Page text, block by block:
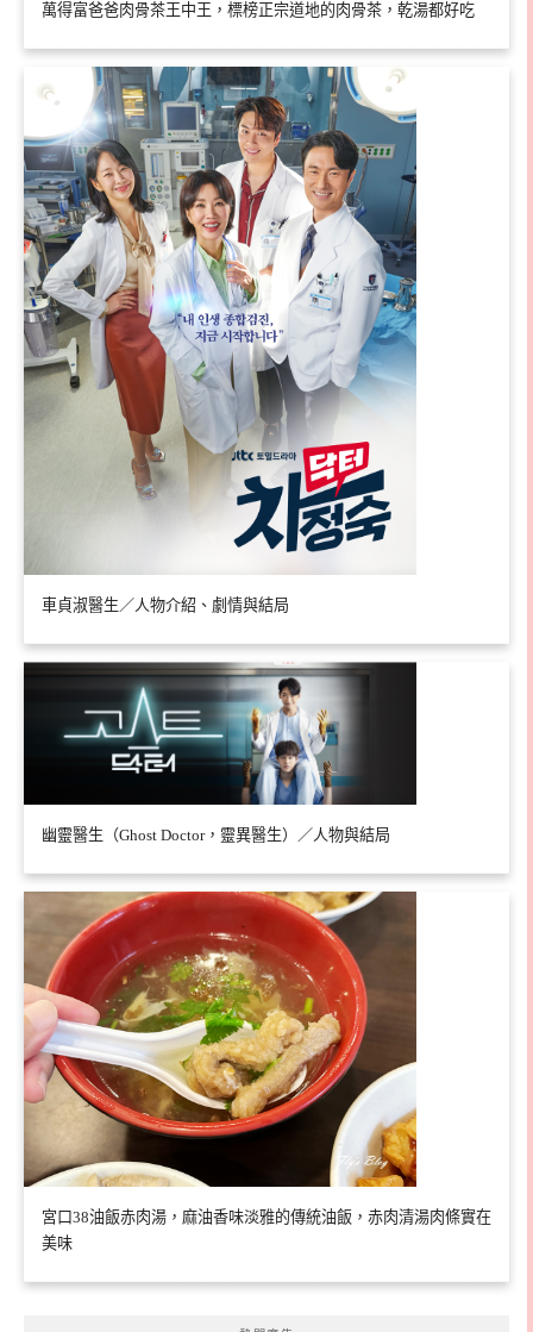
萬得富爸爸肉骨茶王中王，標榜正宗道地的肉骨茶，乾湯都好吃
車貞淑醫生／人物介紹、劇情與結局
幽靈醫生（Ghost Doctor，靈異醫生）／人物與結局
宮口38油飯赤肉湯，麻油香味淡雅的傳統油飯，赤肉清湯肉條實在
美味